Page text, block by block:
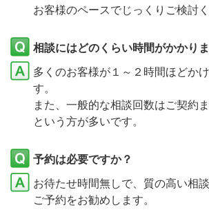
お客様のペースでじっくりご検討く
相談にはどのくらい時間がかかり
多くのお客様が１～２時間ほどか
す。
また、一般的な相談回数はご契約
という方が多いです。
予約は必要ですか？
お待たせ時間無しで、質の高い相
ご予約をお勧めします。